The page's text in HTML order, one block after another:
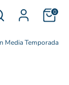
Buscar 0
Media Temporada